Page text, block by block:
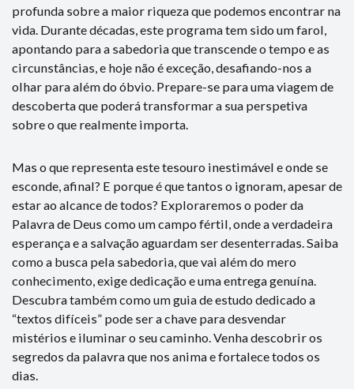
profunda sobre a maior riqueza que podemos encontrar na
vida. Durante décadas, este programa tem sido um farol,
apontando para a sabedoria que transcende o tempo e as
circunstâncias, e hoje não é exceção, desafiando-nos a
olhar para além do óbvio. Prepare-se para uma viagem de
descoberta que poderá transformar a sua perspetiva
sobre o que realmente importa.
Mas o que representa este tesouro inestimável e onde se
esconde, afinal? E porque é que tantos o ignoram, apesar de
estar ao alcance de todos? Exploraremos o poder da
Palavra de Deus como um campo fértil, onde a verdadeira
esperança e a salvação aguardam ser desenterradas. Saiba
como a busca pela sabedoria, que vai além do mero
conhecimento, exige dedicação e uma entrega genuína.
Descubra também como um guia de estudo dedicado a
“textos difíceis” pode ser a chave para desvendar
mistérios e iluminar o seu caminho. Venha descobrir os
segredos da palavra que nos anima e fortalece todos os
dias.